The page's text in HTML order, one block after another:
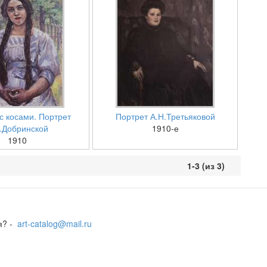
косами. Портрет
1910
Портрет А.Н.Третьяковой
1910-е
1-3 (из 3)
- art-catalog@mail.ru